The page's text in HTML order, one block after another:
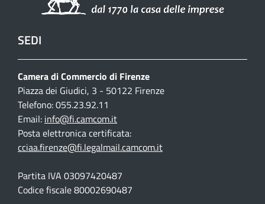
SEDI
Camera di Commercio di Firenze
Piazza dei Giudici, 3 - 50122 Firenze
Telefono: 055.23.92.11
Email: info@fi.camcom.it
Posta elettronica certificata:
cciaa.firenze@fi.legalmail.camcom.it
Partita IVA 03097420487
Codice fiscale 80002690487